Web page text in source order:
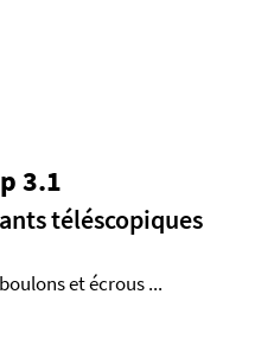
3.1
téléscopiques
et écrous ...